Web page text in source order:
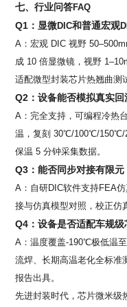
七、行业问答FAQ
Q1 ：显微DIC和普通宏观
A：宏观 DIC视野
成 10倍显微镜，视野
适配微型封装芯片热翘曲测
Q2 ：设备能否模拟真实
A：完全支持，可编程冷热
温，复刻 30℃/100℃/150℃/
保温 5分钟采集数据。
Q3 ：能否同步对接有限元
A：自研DIC软件支持FEA
接与仿真模型对照，校正仿
Q4 ：设备是否适配车规
A：温度覆盖-190℃极低温至
流焊、长期高温老化全标准
报告出具。
先进封装时代，芯片微米级